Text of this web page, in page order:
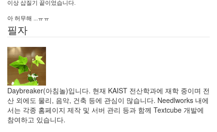
이상 삽질기 끝이었습니다.
아 허무해 ...ㅠㅠ
필자
Daybreaker(아침놀)입니다. 현재 KAIST 전산학과에 재학 중이며 전
산 외에도 물리, 음악, 건축 등에 관심이 많습니다. Needlworks 내에
서는 각종 홈페이지 제작 및 서버 관리 등과 함께 Textcube 개발에
참여하고 있습니다.
daybreaker
새
해
사
올
려
요
2
by
LonnieNa